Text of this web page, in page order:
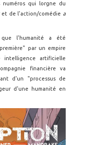
numéros qui lorgne du
de l'action/comédie a
l'humanité a été
par un empire
intelligence artificielle
financière va
d'un "processus de
d'une humanité en